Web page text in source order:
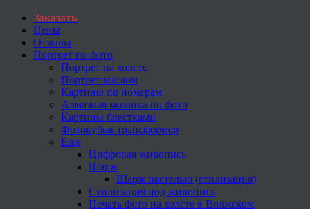
Заказать
Цены
Отзывы
Портрет по фото
Портрет на холсте
Портрет маслом
Картины по номерам
Алмазная мозаика по фото
Картины блестками
Фотокубик трансформер
Еще
Цифровая живопись
Шарж
Шарж пастелью (стилизация)
Стилизация под живопись
Печать фото на холсте в Волжском